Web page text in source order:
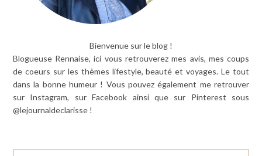
Bienvenue sur le blog !
Blogueuse Rennaise, ici vous retrouverez mes avis, mes coups
de coeurs sur les thèmes lifestyle, beauté et voyages. Le tout
dans la bonne humeur ! Vous pouvez également me retrouver
sur Instagram, sur Facebook ainsi que sur Pinterest sous
@lejournaldeclarisse !